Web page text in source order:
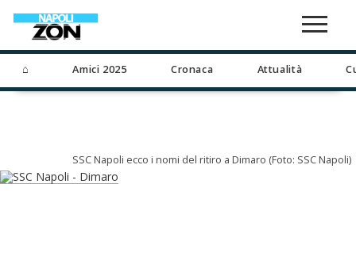
⌂ Amici 2025 Cronaca Attualità
SSC Napoli ecco i nomi del ritiro a Dimaro (Foto: SSC Napoli)